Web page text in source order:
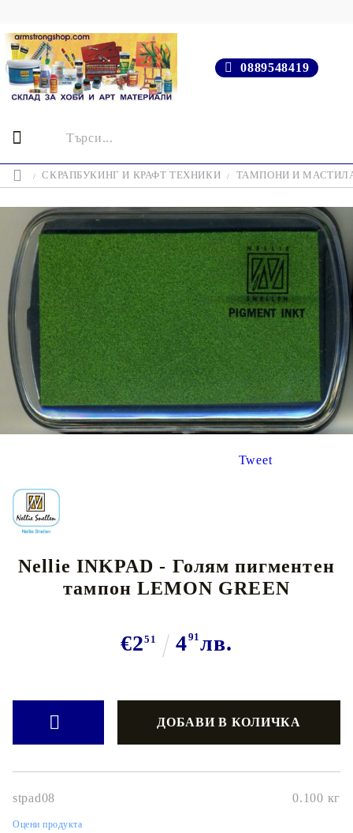
0889548419
СКРАПБУКИНГ И КРАФТ ТЕХНИКИ ТАМПОНИ И
Tweet
Nellie INKPAD - Голям пигментен
тампон LEMON GREEN
€251 491лв.
stpad08 0.100 кг
Оцени продукта